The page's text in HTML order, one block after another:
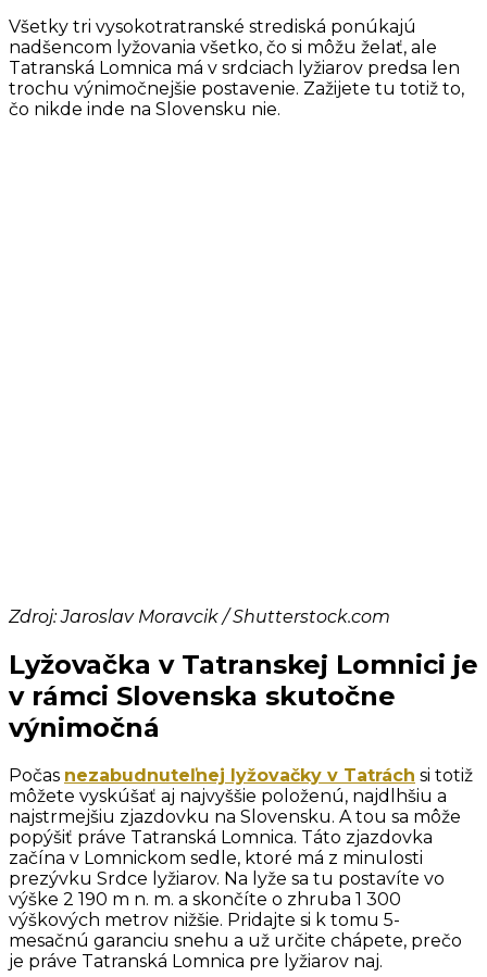
Všetky tri vysokotratranské strediská ponúkajú
nadšencom lyžovania všetko, čo si môžu želať, ale
Tatranská Lomnica má v srdciach lyžiarov predsa len
trochu výnimočnejšie postavenie. Zažijete tu totiž to,
čo nikde inde na Slovensku nie.
Zdroj: Jaroslav Moravcik / Shutterstock.com
Lyžovačka v Tatranskej Lomnici je
v rámci Slovenska skutočne
výnimočná
Počas nezabudnuteľnej lyžovačky v Tatrách si totiž
môžete vyskúšať aj najvyššie položenú, najdlhšiu a
najstrmejšiu zjazdovku na Slovensku. A tou sa môže
popýšiť práve Tatranská Lomnica. Táto zjazdovka
začína v Lomnickom sedle, ktoré má z minulosti
prezývku Srdce lyžiarov. Na lyže sa tu postavíte vo
výške 2 190 m n. m. a skončíte o zhruba 1 300
výškových metrov nižšie. Pridajte si k tomu 5-
mesačnú garanciu snehu a už určite chápete, prečo
je práve Tatranská Lomnica pre lyžiarov naj.